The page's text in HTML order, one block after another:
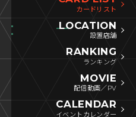
カードリスト
LOCATION
設置店舗
RANKING
ランキング
MOVIE
配信動画／PV
CALENDAR
イベントカレンダー